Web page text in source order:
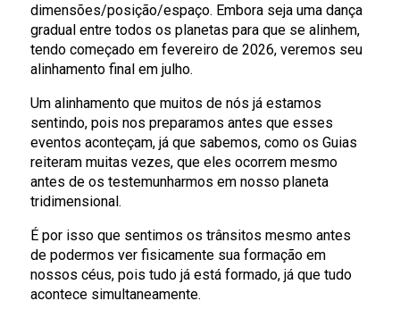
dimensões/posição/espaço. Embora seja uma dança
gradual entre todos os planetas para que se alinhem,
tendo começado em fevereiro de 2026, veremos seu
alinhamento final em julho.
Um alinhamento que muitos de nós já estamos
sentindo, pois nos preparamos antes que esses
eventos aconteçam, já que sabemos, como os Guias
reiteram muitas vezes, que eles ocorrem mesmo
antes de os testemunharmos em nosso planeta
tridimensional.
É por isso que sentimos os trânsitos mesmo antes
de podermos ver fisicamente sua formação em
nossos céus, pois tudo já está formado, já que tudo
acontece simultaneamente.